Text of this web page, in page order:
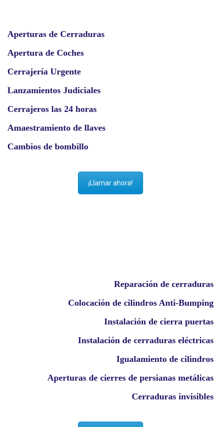
Aperturas de Cerraduras
Apertura de Coches
Cerrajería Urgente
Lanzamientos Judiciales
Cerrajeros las 24 horas
Amaestramiento de llaves
Cambios de bombillo
¡Llamar ahora!
Reparación de cerraduras
Colocación de cilindros Anti-Bumping
Instalación de cierra puertas
Instalación de cerraduras eléctricas
Igualamiento de cilindros
Aperturas de cierres de persianas metálicas
Cerraduras invisibles